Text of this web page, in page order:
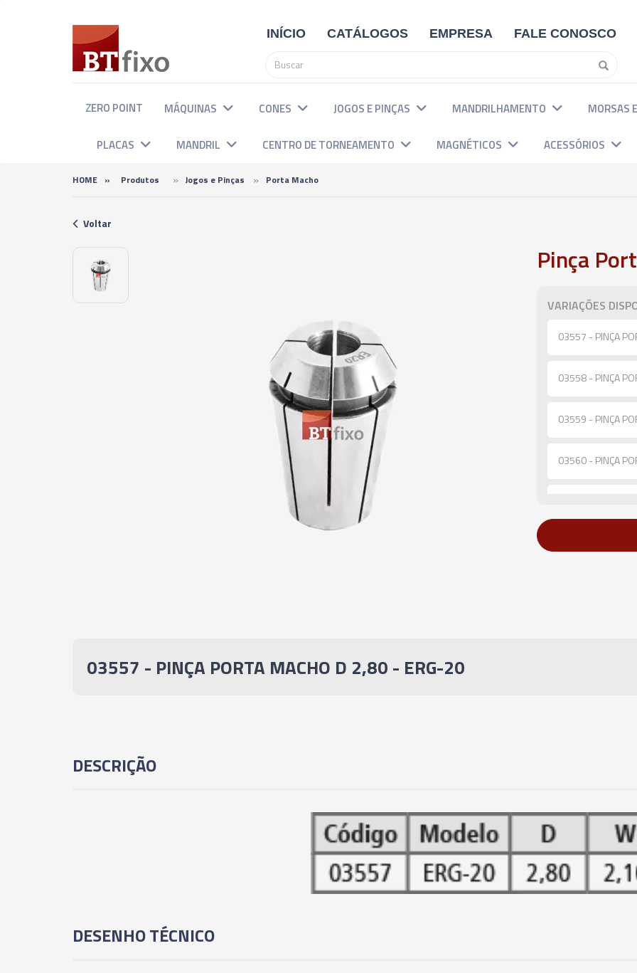
INÍCIO CATÁLOGOS EMPRESA FALE CONOSCO
ZERO POINT MÁQUINAS CONES JOGOS E PINÇAS MANDRILHAMENTO MORSAS
PLACAS MANDRIL CENTRO DE TORNEAMENTO MAGNÉTICOS ACESSÓRIOS
HOME » Produtos » Jogos e Pinças » Porta Macho
Voltar
Pinça
VARIAÇÕES
03557 - PINÇA
03558 - PINÇA
03559 - PINÇA
03560 - PINÇA
03562 - PINÇA
03557 - PINÇA PORTA MACHO D 2,80 - ERG-20
DESCRIÇÃO
DESENHO TÉCNICO